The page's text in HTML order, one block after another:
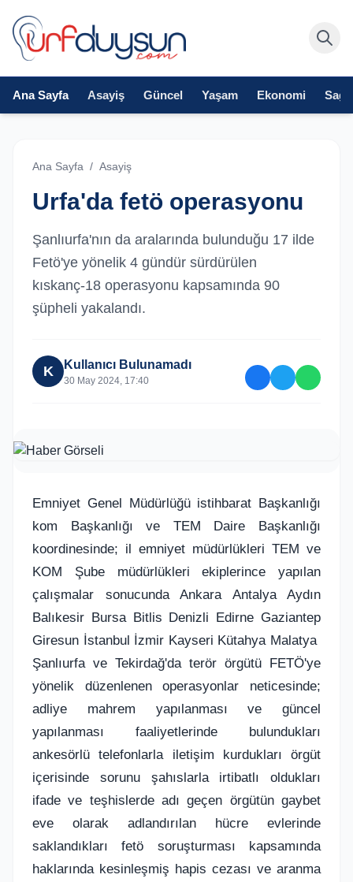
Ana Sayfa Asayiş Güncel Yaşam Ekonomi
Ana Sayfa / Asayiş
Urfa'da fetö operasyonu
Şanlıurfa'nın da aralarında bulunduğu 17 ilde
Fetö'ye yönelik 4 gündür sürdürülen
kıskanç-18 operasyonu kapsamında 90
şüpheli yakalandı.
K Kullanıcı Bulunamadı
30 May 2024, 17:40
Emniyet Genel Müdürlüğü istihbarat Başkanlığı
kom Başkanlığı ve TEM Daire Başkanlığı
koordinesinde; il emniyet müdürlükleri TEM ve
KOM Şube müdürlükleri ekiplerince yapılan
çalışmalar sonucunda Ankara Antalya Aydın
Balıkesir Bursa Bitlis Denizli Edirne Gaziantep
Giresun İstanbul İzmir Kayseri Kütahya Malatya
Şanlıurfa ve Tekirdağ'da terör örgütü FETÖ'ye
yönelik düzenlenen operasyonlar neticesinde;
adliye mahrem yapılanması ve güncel
yapılanması faaliyetlerinde bulundukları
ankesörlü telefonlarla iletişim kurdukları örgüt
içerisinde sorunu şahıslarla irtibatlı oldukları
ifade ve teşhislerde adı geçen örgütün gaybet
eve olarak adlandırılan hücre evlerinde
saklandıkları fetö soruşturması kapsamında
haklarında kesinleşmiş hapis cezası ve aranma